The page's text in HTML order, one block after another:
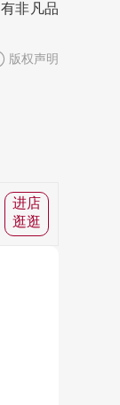
非凡品
版权声明
进店
逛逛